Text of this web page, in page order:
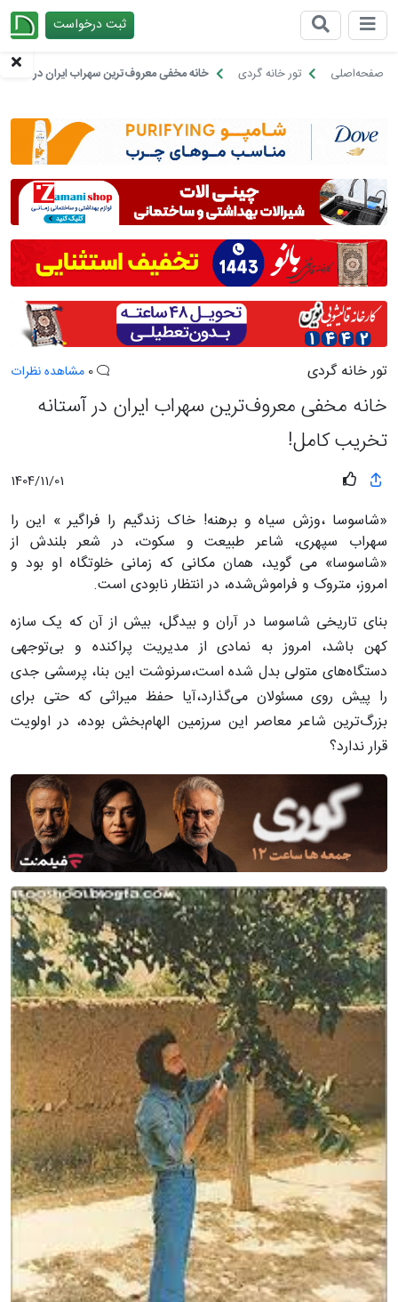
ثبت درخواست
صفحه‌اصلی تور خانه گردی خانه مخفی معروف‌ترین سهراب ایران در
تور خانه گردی مشاهده نظرات
خانه مخفی معروف‌ترین سهراب ایران در آستانه
تخریب کامل!
1404/11/01
«شاسوسا ،وزش سیاه و برهنه! خاک زندگیم را فراگیر » این را
سهراب سپهری، شاعر طبیعت و سکوت، در شعر بلندش از
«شاسوسا» می گوید، همان مکانی که زمانی خلوتگاه او بود و
امروز، متروک و فراموش‌شده، در انتظار نابودی است.
بنای تاریخی شاسوسا در آران و بیدگل، بیش از آن که یک سازه
کهن باشد، امروز به نمادی از مدیریت پراکنده و بی‌توجهی
دستگاه‌های متولی بدل شده است،سرنوشت این بنا، پرسشی جدی
را پیش روی مسئولان می‌گذارد،آیا حفظ میراثی که حتی برای
بزرگ‌ترین شاعر معاصر این سرزمین الهام‌بخش بوده، در اولویت
قرار ندارد؟